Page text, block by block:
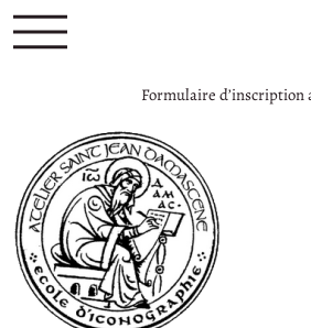
Formulaire d’inscription